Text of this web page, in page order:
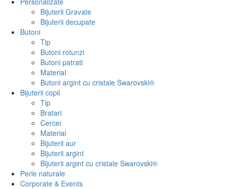
Bijuterii Gravate
Bijuterii decupate
Butoni
Tip
Butoni rotunzi
Butoni patrati
Material
Butoni argint cu cristale Swarovski®
Bijuterii copii
Tip
Bratari
Cercei
Material
Bijuterii aur
Bijuterii argint
Bijuterii argint cu cristale Swarovski®
Perle naturale
Corporate & Events